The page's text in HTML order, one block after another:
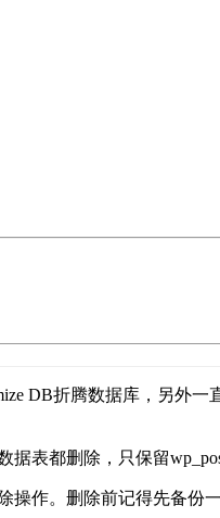
DB折腾数据库，另外一
表都删除，只保留
操作。删除前记得先备份一